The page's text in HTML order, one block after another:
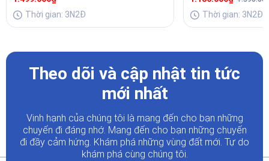
Thời gian: 3N2Đ
Thời gian: 3N2Đ
Theo dõi và cập nhật tin tức
mới nhất
Vinh hạnh của chúng tôi là mang đến cho bạn những
chuyến đi đáng nhớ. Mang đến cho bạn những chuyến
đi đầy cảm hứng. Khám phá những vùng đất mới. Tự do
khám phá cùng chúng tôi.